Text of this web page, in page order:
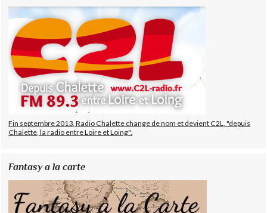
Fin septembre 2013, Radio Chalette change de nom et devient C2L, "depuis
Chalette, la radio entre Loire et Loing".
Fantasy a la carte